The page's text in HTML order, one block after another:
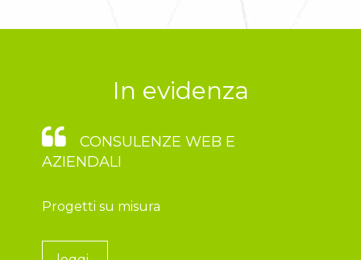
In evidenza
CONSULENZE WEB E
AZIENDALI
Progetti su misura